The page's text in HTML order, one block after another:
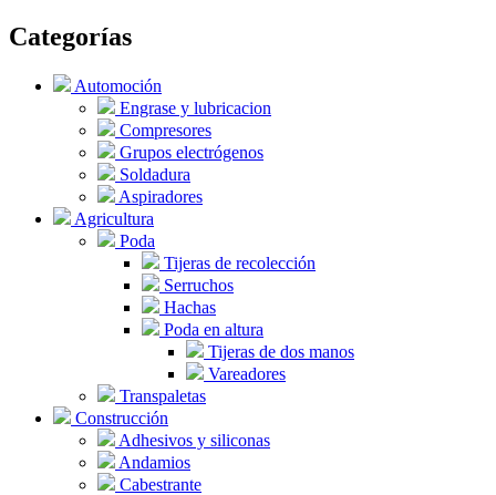
Categorías
Automoción
Engrase y lubricacion
Compresores
Grupos electrógenos
Soldadura
Aspiradores
Agricultura
Poda
Tijeras de recolección
Serruchos
Hachas
Poda en altura
Tijeras de dos manos
Vareadores
Transpaletas
Construcción
Adhesivos y siliconas
Andamios
Cabestrante